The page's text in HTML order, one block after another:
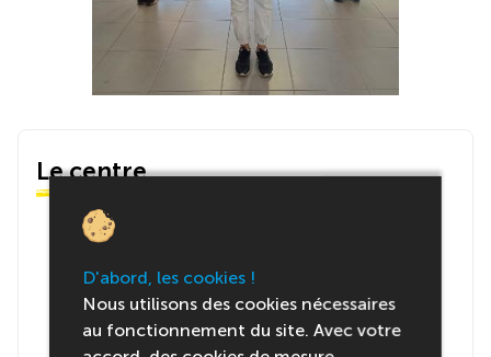
Le centre
D'abord, les cookies !
Nous utilisons des cookies nécessaires
au fonctionnement du site. Avec votre